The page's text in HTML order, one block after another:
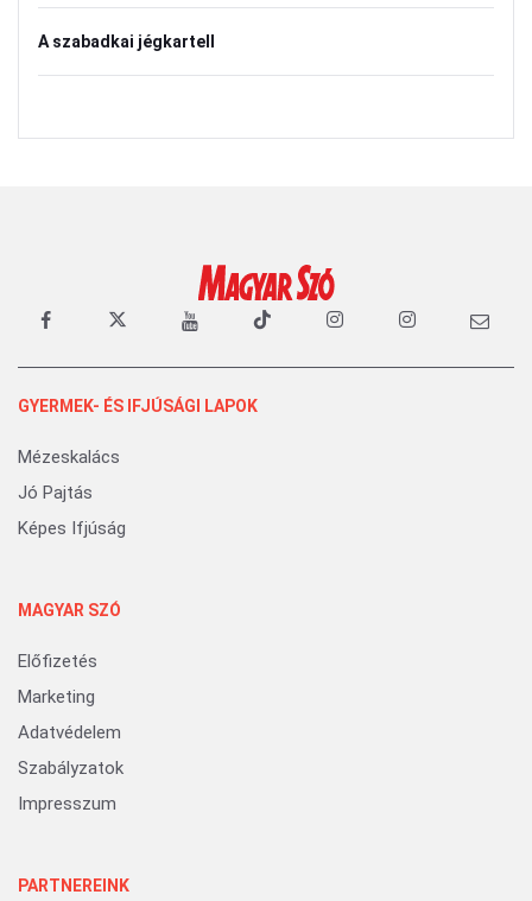
A szabadkai jégkartell
GYERMEK- ÉS IFJÚSÁGI LAPOK
Mézeskalács
Jó Pajtás
Képes Ifjúság
MAGYAR SZÓ
Előfizetés
Marketing
Adatvédelem
Szabályzatok
Impresszum
PARTNEREINK